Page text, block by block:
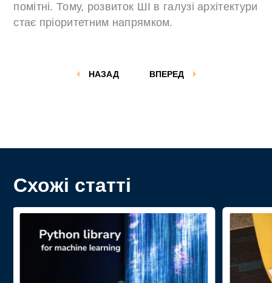
помітні. Тому, розвиток ШІ в галузі архітектури
стає пріоритетним напрямком.
ВПЕРЕД
НАЗАД
Схожі статті